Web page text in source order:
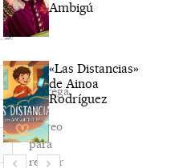
Nombre*
Correo
electrónico*
Agréga
mi
correo
para
recibir
Ambigú
«Las Distancias»
de Ainoa
Rodríguez